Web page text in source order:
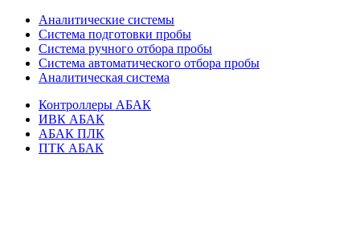
Аналитические системы
Система подготовки пробы
Система ручного отбора пробы
Система автоматического отбора пробы
Аналитическая система
Контроллеры АБАК
ИВК АБАК
АБАК ПЛК
ПТК АБАК